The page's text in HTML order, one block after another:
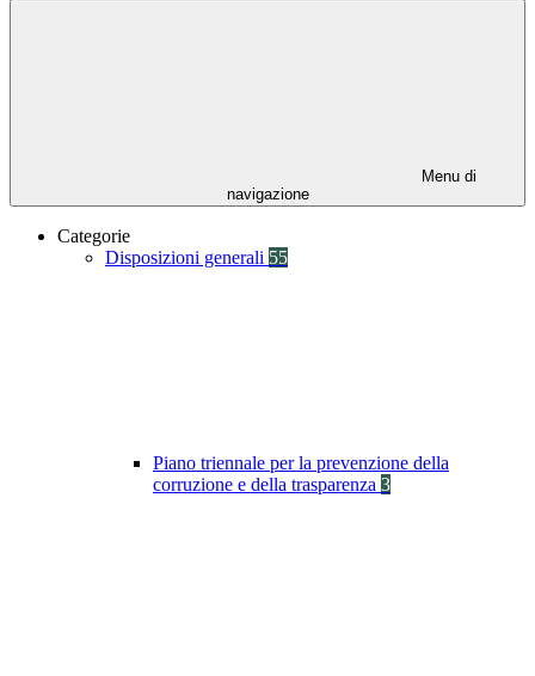
Menu di
navigazione
Categorie
Disposizioni generali 55
Piano triennale per la prevenzione della
corruzione e della trasparenza 3